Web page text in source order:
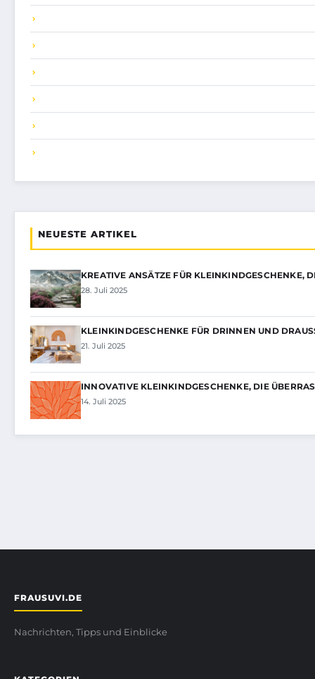
NEUESTE ARTIKEL
KREATIVE ANSÄTZE FÜR KLEINKINDGESCHENKE,
28. Juli 2025
KLEINKINDGESCHENKE FÜR DRINNEN UND
21. Juli 2025
INNOVATIVE KLEINKINDGESCHENKE, DIE
14. Juli 2025
FRAUSUVI.DE
Nachrichten, Tipps und Einblicke